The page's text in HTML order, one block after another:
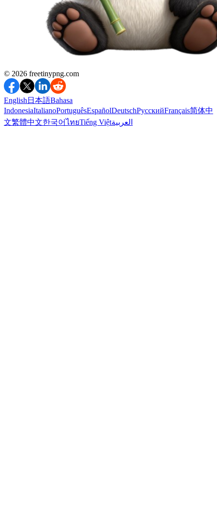
©️ 2026 freetinypng.com
English 日本語Bahasa
IndonesiaItalianoPortuguêsEspañolDeutschРусскийFrançais简体中
文繁體中文한국어ไทยTiếng Việtالعربية